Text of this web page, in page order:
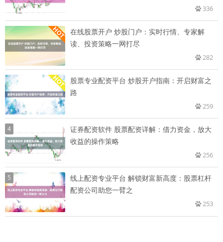
336
在线股票开户 炒股门户：实时行情、专家解
读、投资策略一网打尽
282
股票专业配资平台 炒股开户指南：开启财富之
路
259
4
证券配资软件 股票配资详解：借力资金，放大
收益的操作策略
256
5
线上配资专业平台 解锁财富新高度：股票杠杆
配资公司助您一臂之
253